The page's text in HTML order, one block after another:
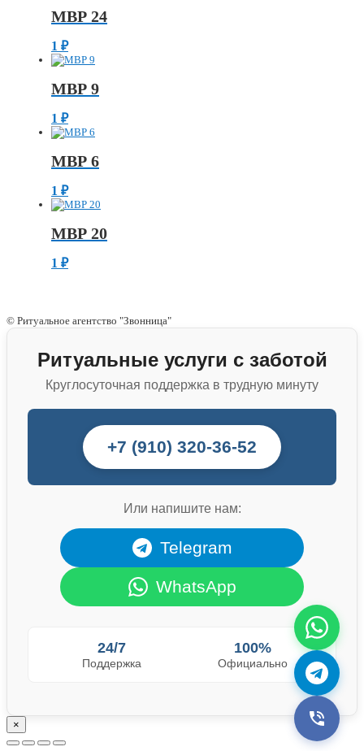
МВР 24
1 ₽
МВР 9
1 ₽
МВР 6
1 ₽
МВР 20
1 ₽
© Ритуальное агентство "Звонница"
Ритуальные услуги с заботой
Круглосуточная поддержка в трудную минуту
+7 (910) 320-36-52
Или напишите нам:
Telegram
WhatsApp
24/7
Поддержка
100%
Официально
×